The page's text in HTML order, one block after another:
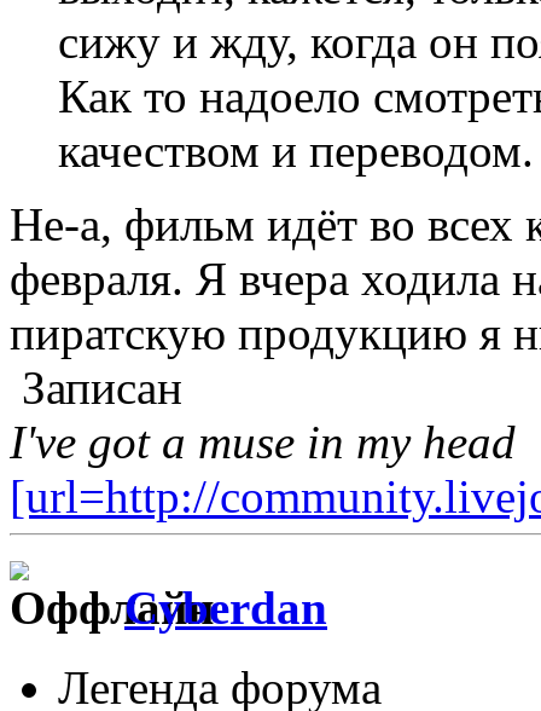
сижу и жду, когда он
Как то надоело
качеством и переводом.
Не-а, фильм идёт во всех
февраля. Я вчера ходила
пиратскую продукцию я
Записан
I've got a muse in my head
[url=http://
Cyberdan
Легенда форума